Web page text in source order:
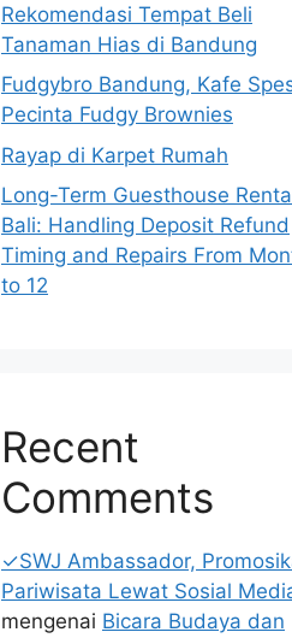
Rekomendasi Tempat Beli
Tanaman Hias di Bandung
Fudgybro Bandung, Kafe
Pecinta Fudgy Brownies
Rayap di Karpet Rumah
Long-Term Guesthouse
Bali: Handling Deposit Refund
Timing and Repairs From
to 12
Recent
Comments
✓SWJ Ambassador,
Pariwisata Lewat Sosial
mengenai Bicara Budaya dan